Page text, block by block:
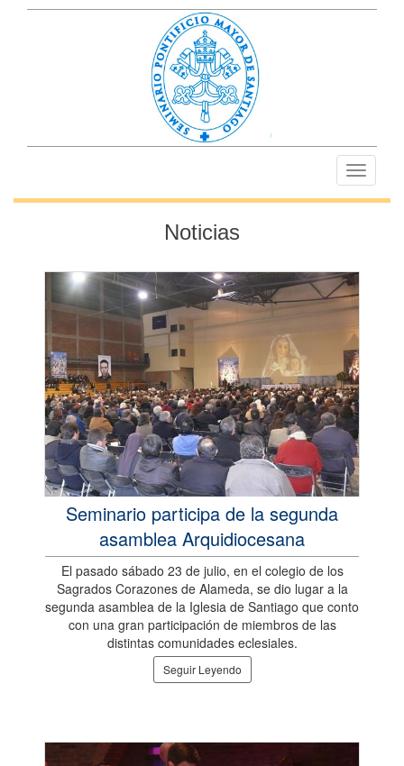
Toggle
Noticias
Seminario participa de la segunda
asamblea Arquidiocesana
El pasado sábado 23 de julio, en el colegio de los
Sagrados Corazones de Alameda, se dio lugar a la
segunda asamblea de la Iglesia de Santiago que conto
con una gran participación de miembros de las
distintas comunidades eclesiales.
Seguir Leyendo